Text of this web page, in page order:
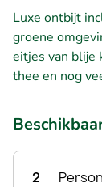
Luxe ontbijt
groene
eitjes van blije
thee en nog
2